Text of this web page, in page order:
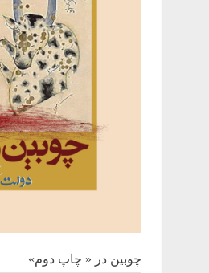
چوبین‌ در « چاپ دوم»